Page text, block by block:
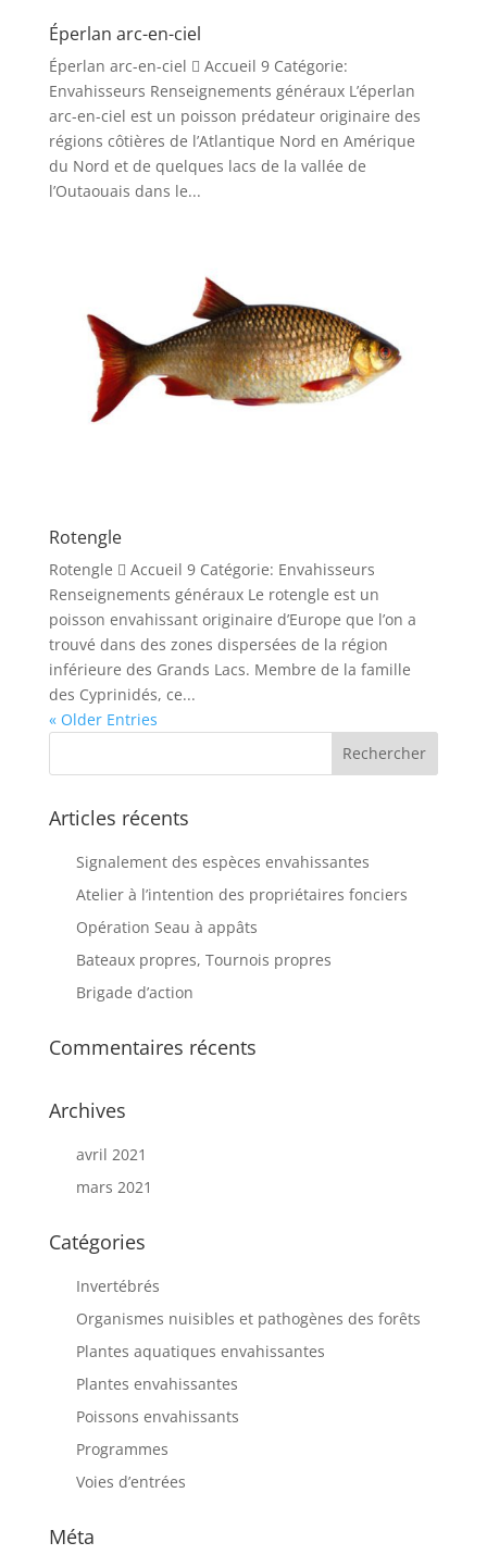
Éperlan arc-en-ciel
Éperlan arc-en-ciel  Accueil 9 Catégorie:
Envahisseurs Renseignements généraux L’éperlan
arc-en-ciel est un poisson prédateur originaire des
régions côtières de l’Atlantique Nord en Amérique
du Nord et de quelques lacs de la vallée de
l’Outaouais dans le...
Rotengle
Rotengle  Accueil 9 Catégorie: Envahisseurs
Renseignements généraux Le rotengle est un
poisson envahissant originaire d’Europe que l’on a
trouvé dans des zones dispersées de la région
inférieure des Grands Lacs. Membre de la famille
des Cyprinidés, ce...
« Older Entries
Articles récents
Signalement des espèces envahissantes
Atelier à l’intention des propriétaires fonciers
Opération Seau à appâts
Bateaux propres, Tournois propres
Brigade d’action
Commentaires récents
Archives
avril 2021
mars 2021
Catégories
Invertébrés
Organismes nuisibles et pathogènes des forêts
Plantes aquatiques envahissantes
Plantes envahissantes
Poissons envahissants
Programmes
Voies d’entrées
Méta